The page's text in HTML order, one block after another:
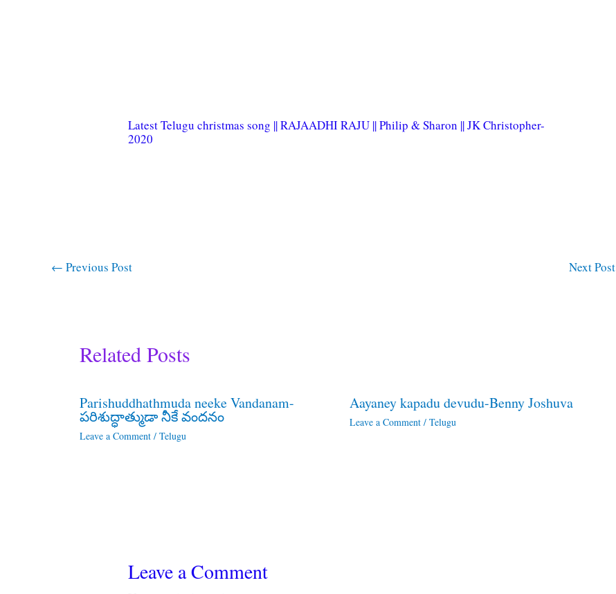
Latest Telugu christmas song || RAJAADHI RAJU || Philip & Sharon || JK Christopher-
2020
← Previous Post Next Post
Related Posts
Parishuddhathmuda neeke Vandanam-
పరిశుద్ధాత్ముడా నీకే వందనం
Leave a Comment / Telugu
Aayaney kapadu devudu-Benny Joshuva
Leave a Comment / Telugu
Leave a Comment